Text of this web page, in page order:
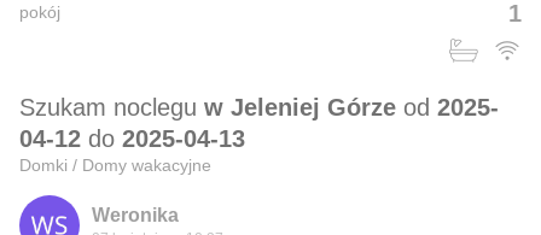
1
pokój
Szukam noclegu w Jeleniej Górze od 2025-
04-12 do 2025-04-13
Domki / Domy wakacyjne
Weronika